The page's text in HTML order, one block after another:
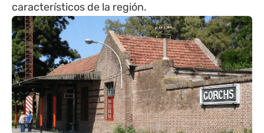
característicos de la región.